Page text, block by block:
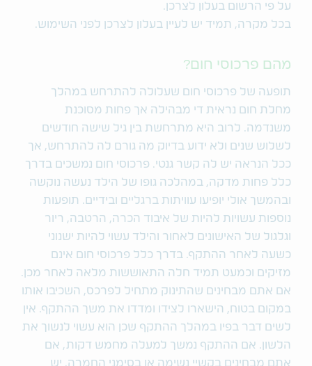
על פי הרשום בעלון לצרכן.
בכל מקרה, תמיד יש לעיין בעלון לצרכן לפני השימוש.
מהם פרכוסי חום?
תופעה של פרכוסי חום שעלולה להתרחש במהלך
מחלת חום נראית די מבהילה אך פחות מסוכנת
משנדמה. לרוב היא מתרחשת בין גיל שישה חודשים
לשלוש שנים ולא ידוע בדיוק מה גורם לה להתרחש, אך
ככל הנראה יש לה קשר גנטי. פרכוסי חום נמשכים בדרך
כלל פחות מדקה, במהלכה גופו של הילד נעשה נוקשה
ובהמשך אולי יופיעו עוויתות ברגליים ובידיים. תופעות
נוספות עשויות להיות של איבוד הכרה, הרטבה, ריור
וגלגול של האישונים לאחור והילד עשוי להיות ישנוני
כשעה לאחר ההתקף. בדרך כלל פרכוסי חום אינם
מזיקים וכמעט תמיד חלה התאוששות מלאה לאחר מכן.
אם אתם מבחינים שהתינוק מתחיל לפרכס, השכיבו אותו
במקום בטוח, הישארו לצידו ומדדו את משך ההתקף. אין
לשים דבר בפיו במהלך ההתקף שכן הוא עשוי לנשוך את
הלשון. אם ההתקף נמשך למעלה מחמש דקות, אם
אתם מבחינים בקשיי נשימה או בסימני החמרה, יש